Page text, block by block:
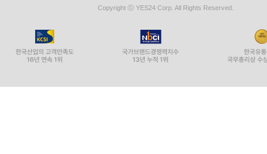
Copyright ⓒ YES24 Corp. All Rights Reserved.